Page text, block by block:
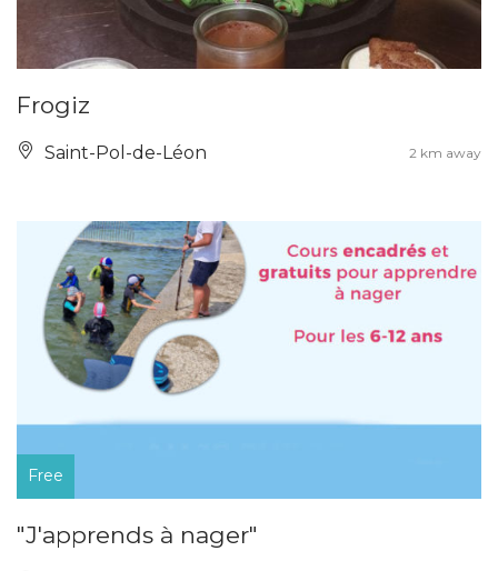
Frogiz
Saint-Pol-de-Léon 2 km away
Free
"J'apprends à nager"